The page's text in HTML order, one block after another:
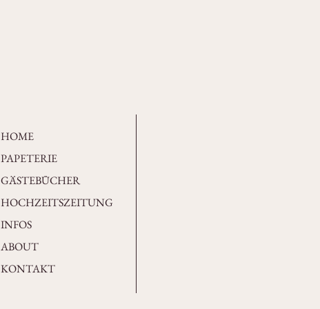
HOME
PAPETERIE
GÄSTEBÜCHER
HOCHZEITSZEITUNG
INFOS
ABOUT
KONTAKT